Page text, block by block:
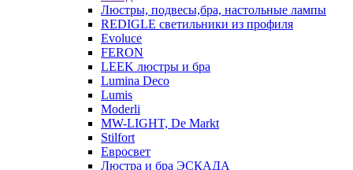
Люстры, подвесы,бра, настольные лампы
REDIGLE светильники из профиля
Evoluce
FERON
LEEK люстры и бра
Lumina Deco
Lumis
Moderli
MW-LIGHT, De Markt
Stilfort
Евросвет
Люстра и бра ЭСКАДА